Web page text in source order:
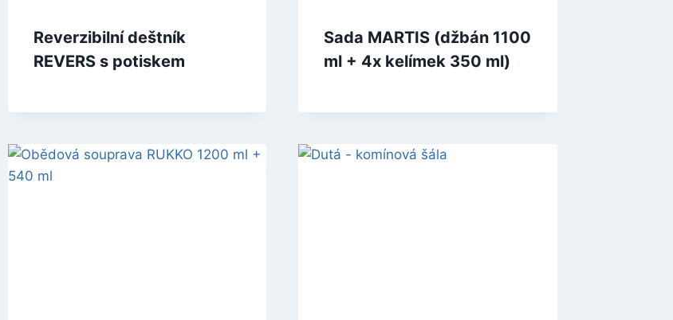
Reverzibilní deštník
REVERS s potiskem
Sada MARTIS (džbán 1100
ml + 4x kelímek 350 ml)